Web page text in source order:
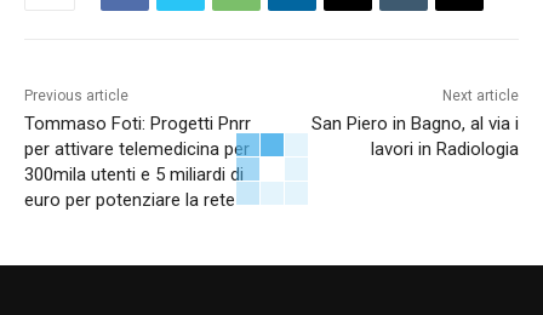
Previous article
Tommaso Foti: Progetti Pnrr
per attivare telemedicina per
300mila utenti e 5 miliardi di
euro per potenziare la rete
Next article
San Piero in Bagno, al via i
lavori in Radiologia